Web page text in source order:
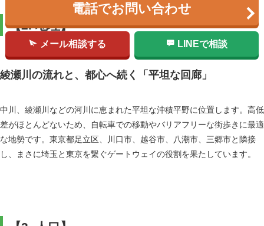
【2. 地理】
綾瀬川の流れと、都心へ続く「平坦な回廊」
中川、綾瀬川などの河川に恵まれた平坦な沖積平野に位置します。高低
差がほとんどないため、自転車での移動やバリアフリーな街歩きに最適
な地勢です。東京都足立区、川口市、越谷市、八潮市、三郷市と隣接
し、まさに埼玉と東京を繋ぐゲートウェイの役割を果たしています。
電話でお問い合わせ
メール相談する LINEで相談